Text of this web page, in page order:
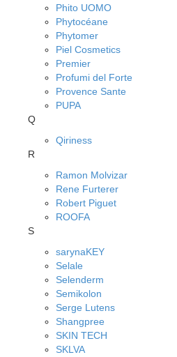
Phito UOMO
Phytocéane
Phytomer
Piel Cosmetics
Premier
Profumi del Forte
Provence Sante
PUPA
Q
Qiriness
R
Ramon Molvizar
Rene Furterer
Robert Piguet
ROOFA
S
sarynaKEY
Selale
Selenderm
Semikolon
Serge Lutens
Shangpree
SKIN TECH
SKLVA